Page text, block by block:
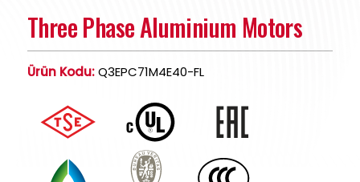
Three Phase Aluminium Motors
Ürün Kodu:Q3EPC71M4E40-FL